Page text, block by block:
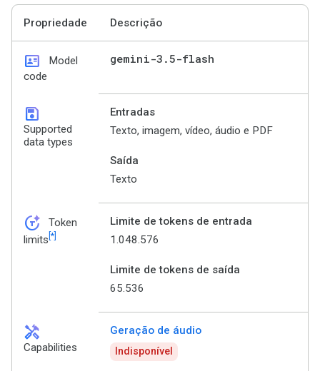
Propriedade Descrição
id_card
Model
code
gemini-3 .5-flash
save
Supported
data types
Entradas
Texto, imagem, vídeo, áudio e PDF
Saída
Texto
token_auto
Token
limits [*]
Limite de tokens de entrada
1.048.576
Limite de tokens de saída
65.536
handyman
Capabilities
Geração de áudio
Indisponível